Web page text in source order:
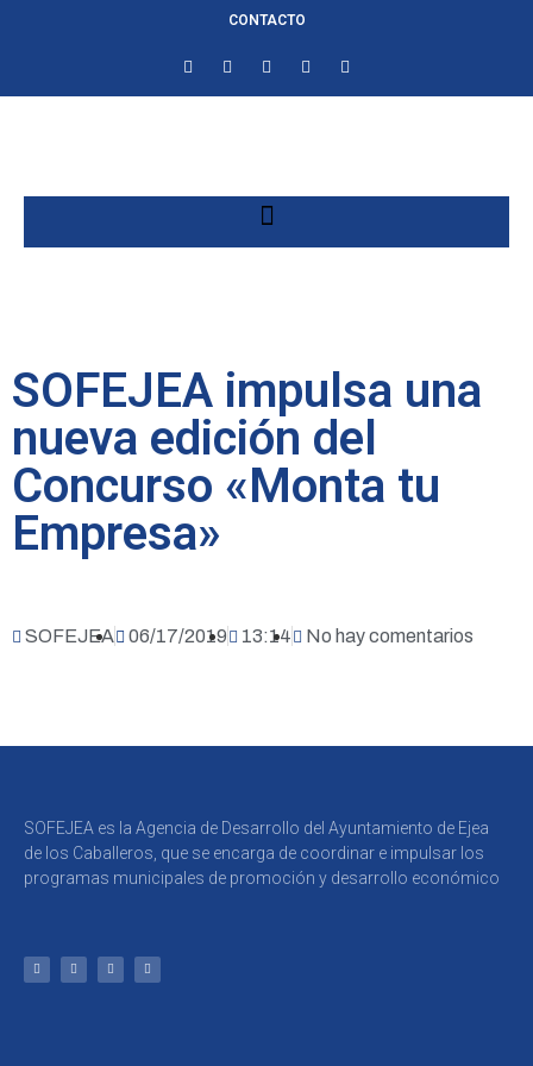
CONTACTO
SOFEJEA impulsa una
nueva edición del
Concurso «Monta tu
Empresa»
SOFEJEA 06/17/2019 13:14 No hay comentarios
SOFEJEA es la Agencia de Desarrollo del Ayuntamiento de Ejea
de los Caballeros, que se encarga de coordinar e impulsar los
programas municipales de promoción y desarrollo económico